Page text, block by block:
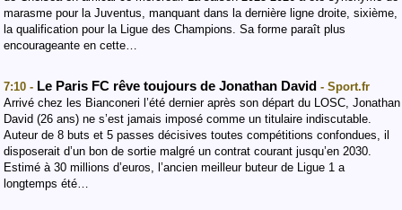
marasme pour la Juventus, manquant dans la dernière ligne droite, sixième,
la qualification pour la Ligue des Champions. Sa forme paraît plus
encourageante en cette…
7:10 - Le Paris FC rêve toujours de Jonathan David - Sport.fr
Arrivé chez les Bianconeri l’été dernier après son départ du LOSC, Jonathan
David (26 ans) ne s’est jamais imposé comme un titulaire indiscutable.
Auteur de 8 buts et 5 passes décisives toutes compétitions confondues, il
disposerait d’un bon de sortie malgré un contrat courant jusqu’en 2030.
Estimé à 30 millions d’euros, l’ancien meilleur buteur de Ligue 1 a
longtemps été…